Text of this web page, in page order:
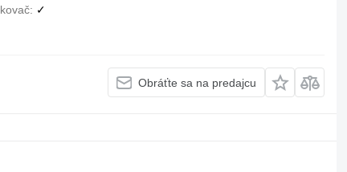
✓
Obráťte sa na predajcu